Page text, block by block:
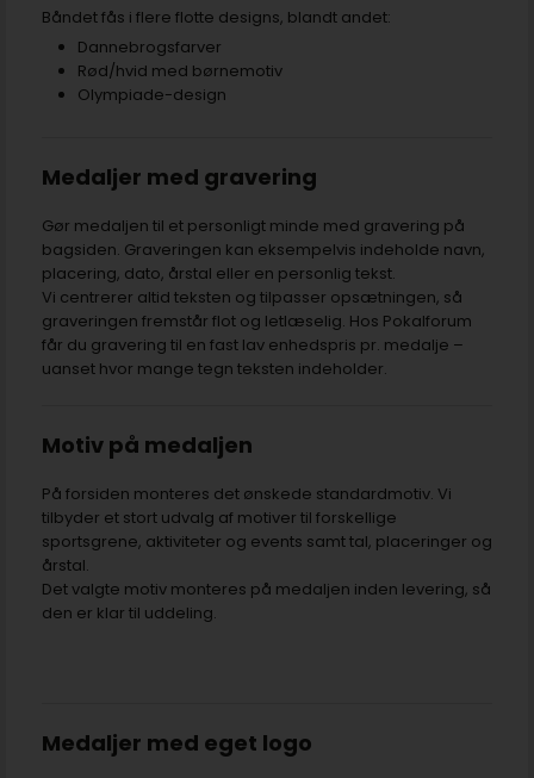
Båndet fås i flere flotte designs, blandt andet:
Dannebrogsfarver
Rød/hvid med børnemotiv
Olympiade-design
Medaljer med gravering
Gør medaljen til et personligt minde med gravering på
bagsiden. Graveringen kan eksempelvis indeholde navn,
placering, dato, årstal eller en personlig tekst.
Vi centrerer altid teksten og tilpasser opsætningen, så
graveringen fremstår flot og letlæselig. Hos Pokalforum
får du gravering til en fast lav enhedspris pr. medalje –
uanset hvor mange tegn teksten indeholder.
Motiv på medaljen
På forsiden monteres det ønskede standardmotiv. Vi
tilbyder et stort udvalg af motiver til forskellige
sportsgrene, aktiviteter og events samt tal, placeringer og
årstal.
Det valgte motiv monteres på medaljen inden levering, så
den er klar til uddeling.
Medaljer med eget logo